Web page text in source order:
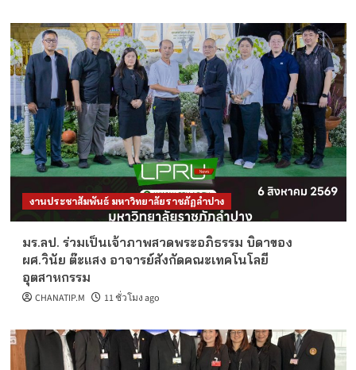
งานประชาสัมพันธ์ มหาวิทยาลัยราชภัฏลำปาง
มร.ลป. ร่วมเป็นเจ้าภาพสวดพระอภิธรรม บิดาของ
ผศ.วินัย ต๊ะแสง อาจารย์สังกัดคณะเทคโนโลยี
อุตสาหกรรม
CHANATIP.M 11 ชั่วโมง ago